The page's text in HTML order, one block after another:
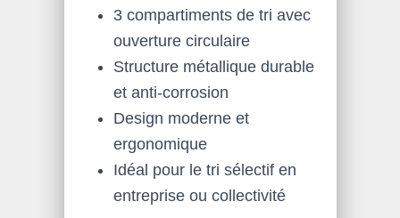
3 compartiments de tri avec
ouverture circulaire
Structure métallique durable
et anti-corrosion
Design moderne et
ergonomique
Idéal pour le tri sélectif en
entreprise ou collectivité